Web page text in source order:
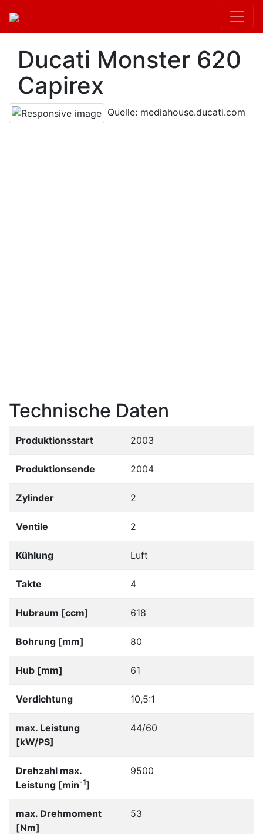
Ducati Monster 620
Capirex
Quelle: mediahouse.ducati.com
Technische Daten
Produktionsstart 2003
Produktionsende 2004
Zylinder 2
Ventile 2
Kühlung Luft
Takte 4
Hubraum [ccm] 618
Bohrung [mm] 80
Hub [mm] 61
Verdichtung 10,5:1
max. Leistung
[kW/PS]
44/60
Drehzahl max.
Leistung [min-1]
9500
max. Drehmoment
[Nm]
53